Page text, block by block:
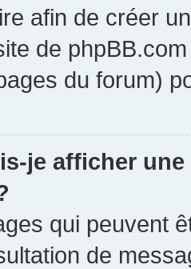
afin de créer
de
du forum)
je afficher
qui peuvent
de